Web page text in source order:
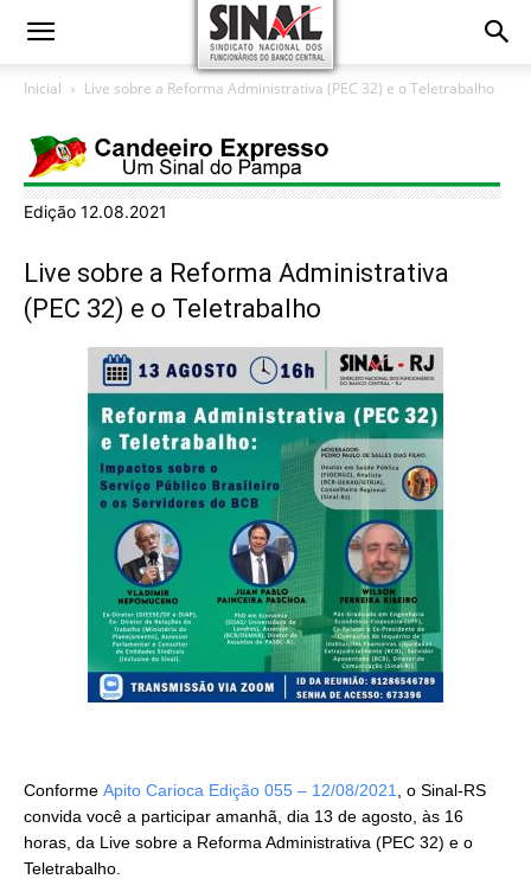
Inicial Live sobre a Reforma Administrativa (PEC 32) e o Teletrabalho
Edição 12.08.2021
Live sobre a Reforma Administrativa
(PEC 32) e o Teletrabalho
Conforme Apito Carioca Edição 055 – 12/08/2021
, o Sinal-RS
convida você a participar amanhã, dia 13 de agosto, às 16
horas, da Live sobre a Reforma Administrativa (PEC 32) e o
Teletrabalho.